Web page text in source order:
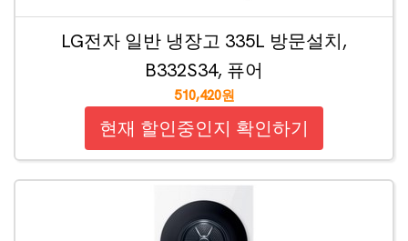
LG전자 일반 냉장고 335L 방문설치,
B332S34, 퓨어
510,420원
현재 할인중인지 확인하기